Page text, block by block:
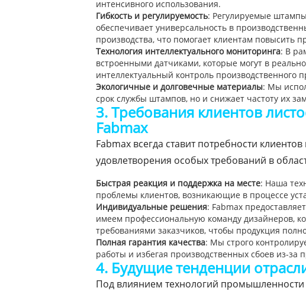
интенсивного использования.
Гибкость и регулируемость: Регулируемые
обеспечивает универсальность в
производства, что помогает клиентам повысить
Технология интеллектуального мониторинга: В
встроенными датчиками, которые могут в
интеллектуальный контроль производственного
Экологичные и долговечные материалы: Мы
срок службы штампов, но и снижает частоту их
3. Требования клиентов
Fabmax
Fabmax всегда ставит потребности
удовлетворения особых требований в
Быстрая реакция и поддержка на месте: Наша
проблемы клиентов, возникающие в процессе
Индивидуальные решения: Fabmax
имеем профессиональную команду дизайнеров,
требованиями заказчиков, чтобы продукция
Полная гарантия качества: Мы строго
работы и избегая производственных сбоев из-за
4. Будущие тенденции
Под влиянием технологий